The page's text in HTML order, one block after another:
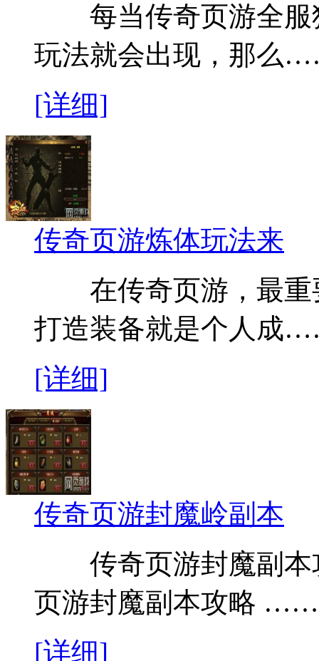
每当传奇页游全服
玩法就会出现，那么
[详细]
传奇页游炼体玩法来
在传奇页游，最重
打造装备就是个人成
[详细]
传奇页游封魔岭副本
传奇页游封魔副本
页游封魔副本攻略 ……
[详细]